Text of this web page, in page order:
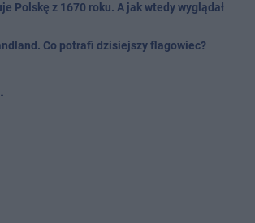
Polskę z 1670 roku. A jak wtedy wyglądał
Co potrafi dzisiejszy flagowiec?